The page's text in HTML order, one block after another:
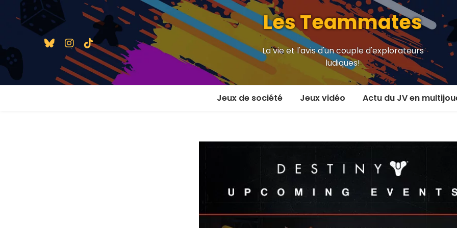
Les Teammates
La vie et l'avis d'un couple d'explorateurs
ludiques!
Jeux de société
2 joueurs
2 joueurs et plus
En coop’
En versus
Jeux vidéo
En versus
Local en écran partagé
En ligne
MMORPG
Actu du JV en